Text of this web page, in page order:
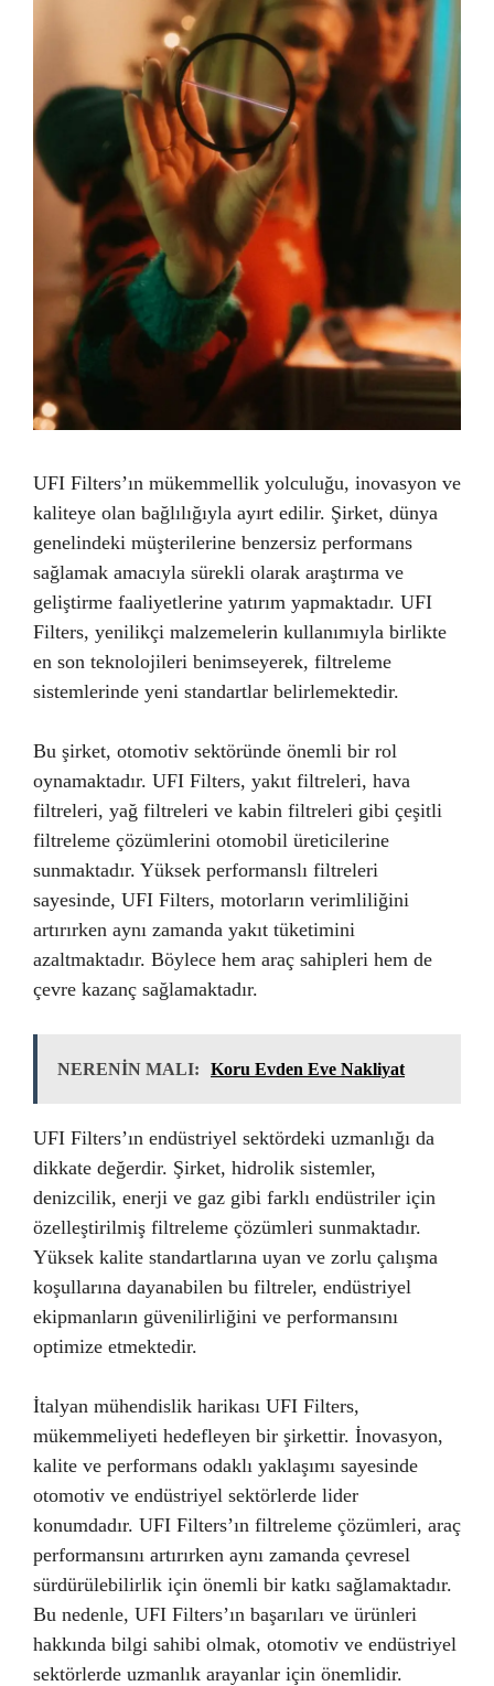
UFI Filters’ın mükemmellik yolculuğu, inovasyon ve
kaliteye olan bağlılığıyla ayırt edilir. Şirket, dünya
genelindeki müşterilerine benzersiz performans
sağlamak amacıyla sürekli olarak araştırma ve
geliştirme faaliyetlerine yatırım yapmaktadır. UFI
Filters, yenilikçi malzemelerin kullanımıyla birlikte
en son teknolojileri benimseyerek, filtreleme
sistemlerinde yeni standartlar belirlemektedir.
Bu şirket, otomotiv sektöründe önemli bir rol
oynamaktadır. UFI Filters, yakıt filtreleri, hava
filtreleri, yağ filtreleri ve kabin filtreleri gibi çeşitli
filtreleme çözümlerini otomobil üreticilerine
sunmaktadır. Yüksek performanslı filtreleri
sayesinde, UFI Filters, motorların verimliliğini
artırırken aynı zamanda yakıt tüketimini
azaltmaktadır. Böylece hem araç sahipleri hem de
çevre kazanç sağlamaktadır.
NERENİN MALI: Koru Evden Eve Nakliyat
UFI Filters’ın endüstriyel sektördeki uzmanlığı da
dikkate değerdir. Şirket, hidrolik sistemler,
denizcilik, enerji ve gaz gibi farklı endüstriler için
özelleştirilmiş filtreleme çözümleri sunmaktadır.
Yüksek kalite standartlarına uyan ve zorlu çalışma
koşullarına dayanabilen bu filtreler, endüstriyel
ekipmanların güvenilirliğini ve performansını
optimize etmektedir.
İtalyan mühendislik harikası UFI Filters,
mükemmeliyeti hedefleyen bir şirkettir. İnovasyon,
kalite ve performans odaklı yaklaşımı sayesinde
otomotiv ve endüstriyel sektörlerde lider
konumdadır. UFI Filters’ın filtreleme çözümleri, araç
performansını artırırken aynı zamanda çevresel
sürdürülebilirlik için önemli bir katkı sağlamaktadır.
Bu nedenle, UFI Filters’ın başarıları ve ürünleri
hakkında bilgi sahibi olmak, otomotiv ve endüstriyel
sektörlerde uzmanlık arayanlar için önemlidir.